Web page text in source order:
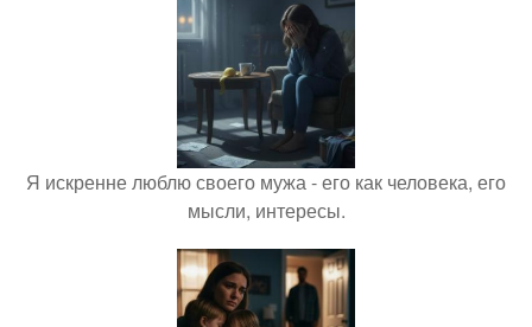
Я искренне люблю своего мужа - его как человека, его
мысли, интересы.